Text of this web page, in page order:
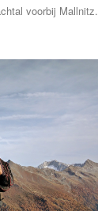
voorbij Mallnitz.